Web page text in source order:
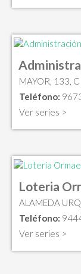
MAYOR, 133,
Teléfono:
Ver series >
Loteria
ALAMEDA
Teléfono:
Ver series >